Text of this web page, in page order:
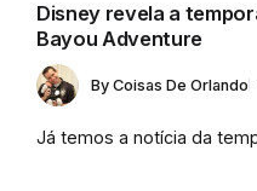
Disney revela a
Bayou Adventure
By Coisas De Orlando
Já temos a notícia da